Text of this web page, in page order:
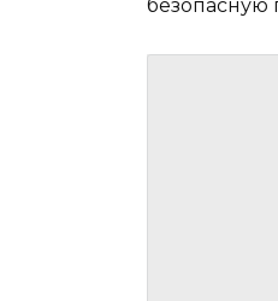
безопасную